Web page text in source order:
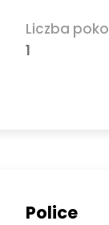
Liczba
1
Police